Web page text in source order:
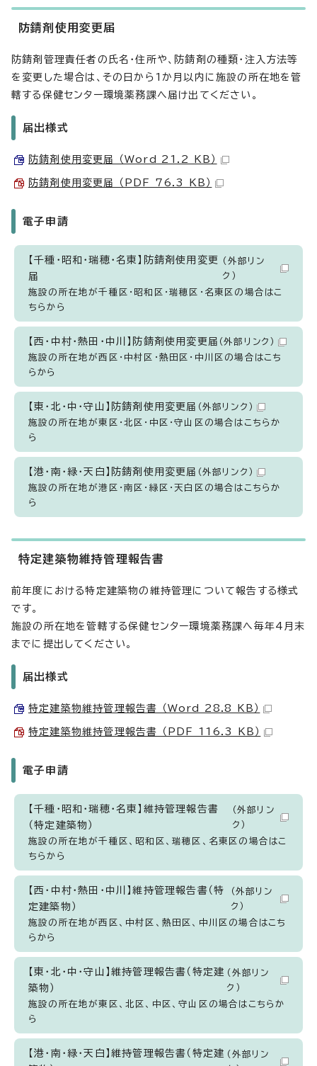
防錆剤使用変更届
防錆剤管理責任者の氏名・住所や、防錆剤の種類・注入方法等
を変更した場合は、その日から1か月以内に施設の所在地を管
轄する保健センター環境薬務課へ届け出てください。
届出様式
防錆剤使用変更届 （Word 21.2 KB）
防錆剤使用変更届 （PDF 76.3 KB）
電子申請
【千種・昭和・瑞穂・名東】防錆剤使用変更
届
（外部リン
ク）
施設の所在地が千種区・昭和区・瑞穂区・名東区の場合はこ
ちらから
【西・中村・熱田・中川】防錆剤使用変更届 （外部リンク）
施設の所在地が西区・中村区・熱田区・中川区の場合はこち
らから
【東・北・中・守山】防錆剤使用変更届 （外部リンク）
施設の所在地が東区・北区・中区・守山区の場合はこちらか
ら
【港・南・緑・天白】防錆剤使用変更届 （外部リンク）
施設の所在地が港区・南区・緑区・天白区の場合はこちらか
ら
特定建築物維持管理報告書
前年度における特定建築物の維持管理について報告する様式
です。
施設の所在地を管轄する保健センター環境薬務課へ毎年4月末
までに提出してください。
届出様式
特定建築物維持管理報告書 （Word 28.8 KB）
特定建築物維持管理報告書 （PDF 116.3 KB）
電子申請
【千種・昭和・瑞穂・名東】維持管理報告書
（特定建築物）
（外部リン
ク）
施設の所在地が千種区、昭和区、瑞穂区、名東区の場合はこ
ちらから
【西・中村・熱田・中川】維持管理報告書（特
定建築物）
（外部リン
ク）
施設の所在地が西区、中村区、熱田区、中川区の場合はこち
らから
【東・北・中・守山】維持管理報告書（特定建
築物）
（外部リン
ク）
施設の所在地が東区、北区、中区、守山区の場合はこちらか
ら
【港・南・緑・天白】維持管理報告書（特定建 （外部リン